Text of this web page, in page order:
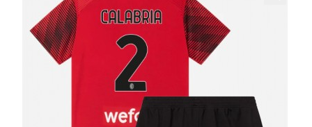
Košarica
Moj račun